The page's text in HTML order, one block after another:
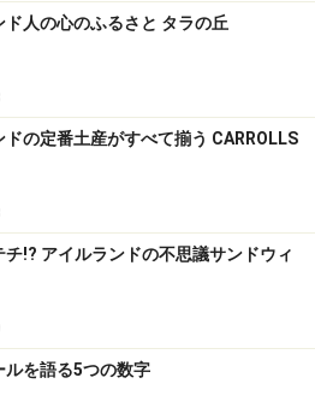
けおつりのないように支払うの
使用できませんのでご注意くだ
ポールが立つだけのバス停
バス停名が書いていうえに車内
土地勘がないとどこで降りるの
ド人の心のふるさと タラの丘
ドの定番土産がすべて揃う CARROLLS
チ!? アイルランドの不思議サンドウィ
ルを語る5つの数字